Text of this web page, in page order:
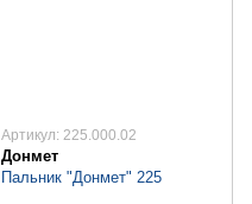
Артикул: 225.000.02
Донмет
Пальник "Донмет" 225